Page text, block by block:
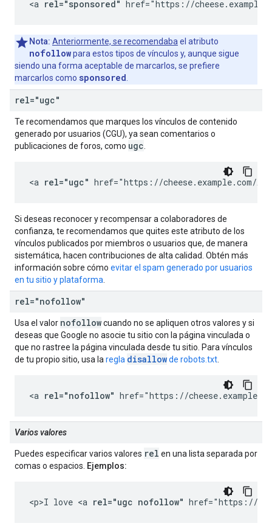
<a rel="sponsored" href="https://
Nota: Anteriormente, se recomendaba el atributo
nofollowpara estos tipos de vínculos y, aunque sigue
siendo una forma aceptable de marcarlos, se prefiere
marcarlos como sponsored
rel="ugc"
Te recomendamos que marques los vínculos de contenido
generado por usuarios (CGU), ya sean comentarios o
publicaciones de foros, como ugc
<a rel="ugc" href="https://cheese.example.com/
Si deseas reconocer y recompensar a colaboradores de
confianza, te recomendamos que quites este atributo de los
vínculos publicados por miembros o usuarios que, de manera
sistemática, hacen contribuciones de alta calidad. Obtén más
información sobre cómo evitar el spam generado por usuarios
en tu sitio y plataforma
rel="nofollow"
Usa el valor nofollowcuando no se apliquen otros valores y si
deseas que Google no asocie tu sitio con la página vinculada o
que no rastree la página vinculada desde tu sitio. Para vínculos
de tu propio sitio, usa la regla disallowde robots.txt
<a rel="nofollow" href="https://
Varios valores
Puedes especificar varios valores rel en una lista separada por
comas o espacios. Ejemplos:
<p>I love <a rel="ugc nofollow" href="https://